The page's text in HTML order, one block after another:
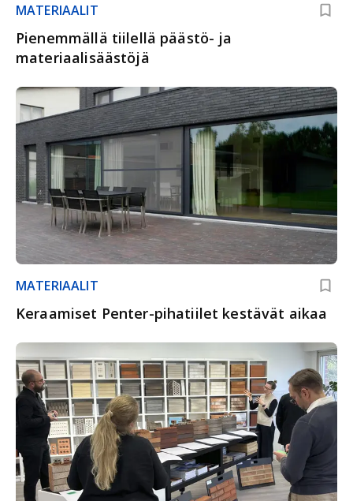
MATERIAALIT
Pienemmällä tiilellä päästö- ja
materiaalisäästöjä
MATERIAALIT
Keraamiset Penter-pihatiilet kestävät aikaa